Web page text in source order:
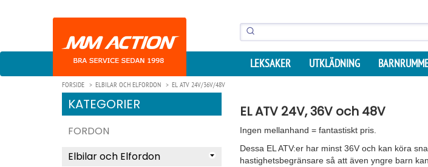
LEKSAKER UTKLÄDNING
FORSIDE ELBILAR OCH ELFORDON EL ATV 24V/36V/48V
KATEGORIER
FORDON
Elbilar och Elfordon
EL ATV 24V, 36V och 48V
Ingen mellanhand = fantastiskt pris.
Dessa EL ATV:er har minst 36V och kan köra
hastighetsbegränsare så att även yngre barn